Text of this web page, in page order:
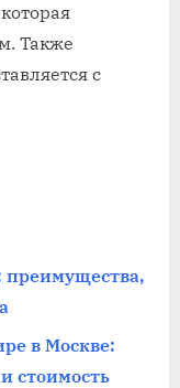
Также
с
в Москве:
стоимость